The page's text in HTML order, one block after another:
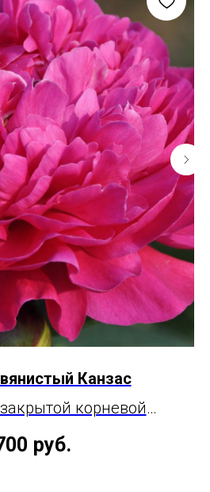
Канзас
корневой
3-5 почек
руб.